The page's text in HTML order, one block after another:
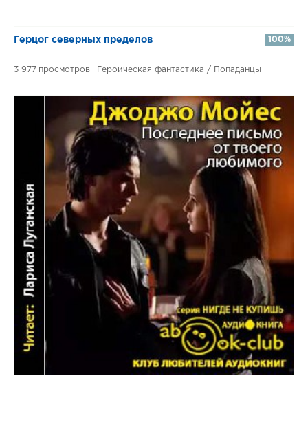
​​Герцог северных пределов
3 977 Героическая фантастика / Попаданцы
100%